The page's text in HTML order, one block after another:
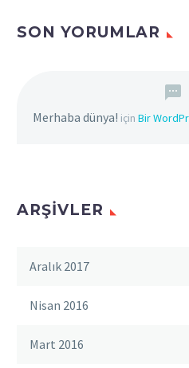
SON YORUMLAR
Merhaba dünya! için Bir
ARŞIVLER
Aralık 2017
Nisan 2016
Mart 2016